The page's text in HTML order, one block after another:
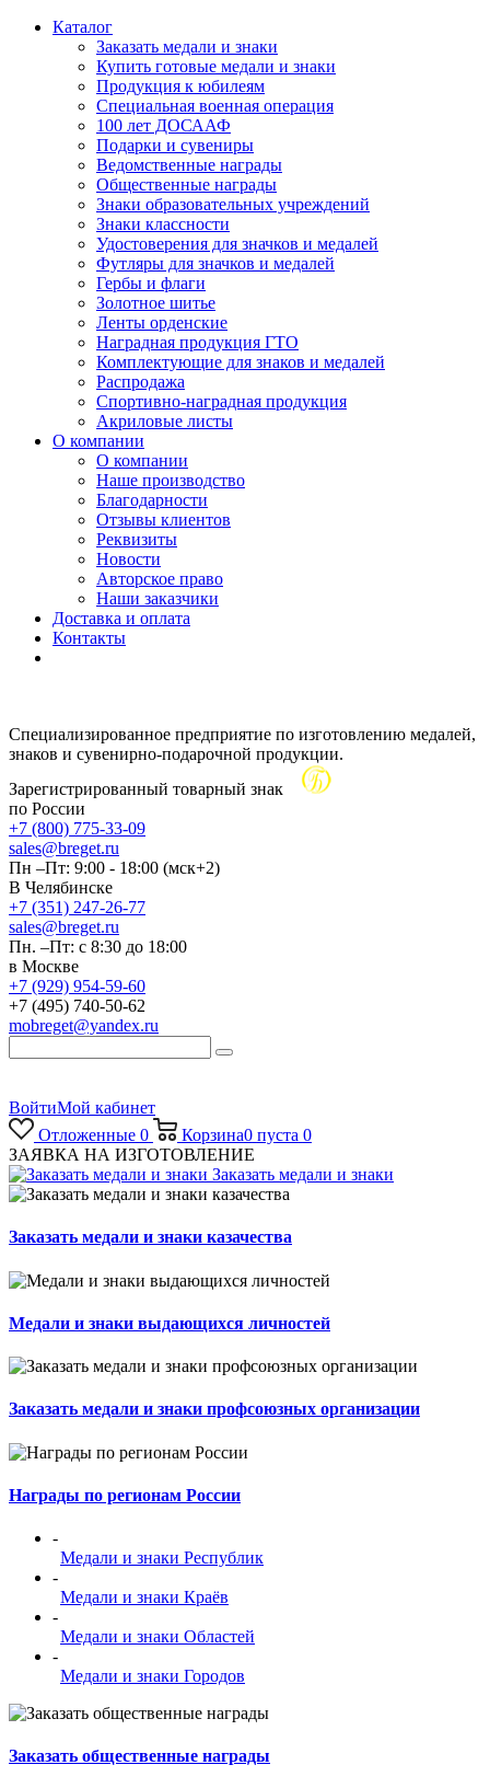
Каталог
Заказать медали и знаки
Купить готовые медали и знаки
Продукция к юбилеям
Специальная военная операция
100 лет ДОСААФ
Подарки и сувениры
Ведомственные награды
Общественные награды
Знаки образовательных учреждений
Знаки классности
Удостоверения для значков и медалей
Футляры для значков и медалей
Гербы и флаги
Золотное шитье
Ленты орденские
Наградная продукция ГТО
Комплектующие для знаков и медалей
Распродажа
Спортивно-наградная продукция
Акриловые листы
О компании
О компании
Наше производство
Благодарности
Отзывы клиентов
Реквизиты
Новости
Авторское право
Наши заказчики
Доставка и оплата
Контакты
Специализированное предприятие по изготовлению медалей,
знаков и сувенирно-подарочной продукции.
Зарегистрированный товарный знак
по России
+7 (800) 775-33-09
sales@breget.ru
Пн –Пт: 9:00 - 18:00 (мск+2)
В Челябинске
+7 (351) 247-26-77
sales@breget.ru
Пн. –Пт: с 8:30 до 18:00
в Москве
+7 (929) 954-59-60
+7 (495) 740-50-62
mobreget@yandex.ru
ВойтиМой кабинет
Отложенные 0 Корзина0 пуста 0
ЗАЯВКА НА ИЗГОТОВЛЕНИЕ
Заказать медали и знаки
Заказать медали и знаки казачества
Медали и знаки выдающихся личностей
Заказать медали и знаки профсоюзных организации
Награды по регионам России
-
Медали и знаки Республик
-
Медали и знаки Краёв
-
Медали и знаки Областей
-
Медали и знаки Городов
Заказать общественные награды